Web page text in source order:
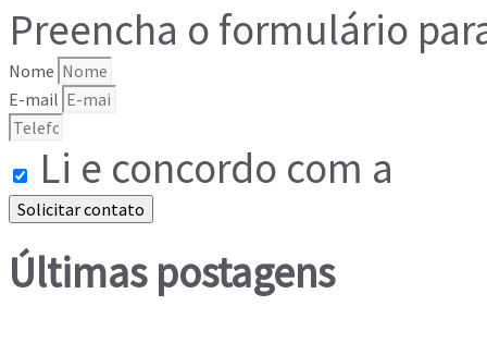
Preencha o formulário
Nome
E-mail
Li e concordo com a
Solicitar contato
Últimas postagens